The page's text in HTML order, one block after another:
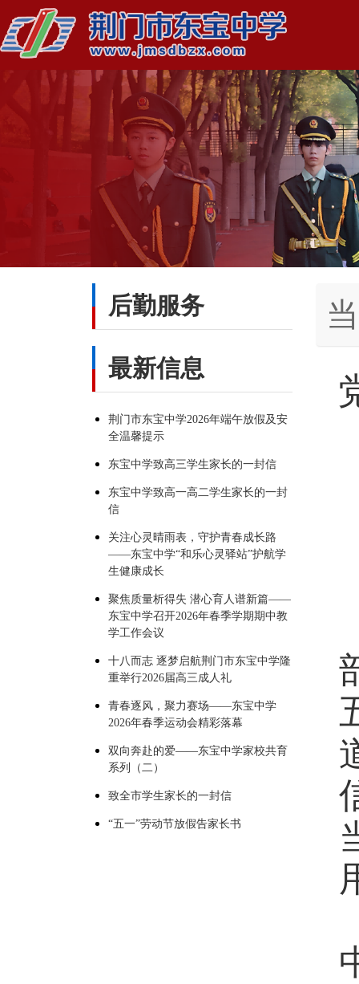
后勤服务
最新信息
荆门市东宝中学2026年端午放假及安
全温馨提示
东宝中学致高三学生家长的一封信
东宝中学致高一高二学生家长的一封
信
关注心灵晴雨表，守护青春成长路
——东宝中学“和乐心灵驿站”护航学
生健康成长
聚焦质量析得失 潜心育人谱新篇——
东宝中学召开2026年春季学期期中教
学工作会议
十八而志 逐梦启航荆门市东宝中学隆
重举行2026届高三成人礼
青春逐风，聚力赛场——东宝中学
2026年春季运动会精彩落幕
双向奔赴的爱——东宝中学家校共育
系列（二）
致全市学生家长的一封信
“五一”劳动节放假告家长书